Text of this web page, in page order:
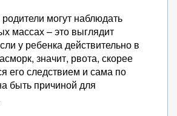
могут наблюдать
массах – это выглядит
у ребенка действительно в
значит, рвота, скорее
его следствием и сама по
быть причиной для